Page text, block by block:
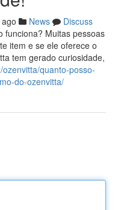
News
Discuss
funciona? Muitas pessoas
item e se ele oferece o
tem gerado curiosidade,
quanto-posso-
do-ozenvitta/